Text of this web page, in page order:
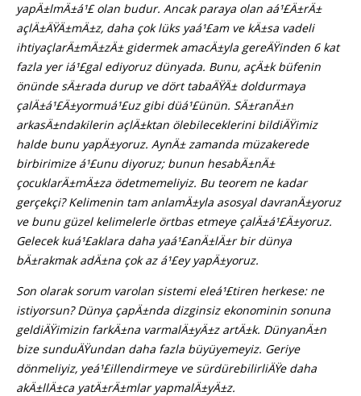
yapÄ±lmÄ±á¹£ olan budur. Ancak paraya olan aá¹£Ä±rÄ±
açlÄ±ÄŸÄ±mÄ±z, daha çok lüks yaá¹£am ve kÄ±sa vadeli
ihtiyaçlarÄ±mÄ±zÄ± gidermek amacÄ±yla gereÄŸinden 6 kat
fazla yer iá¹£gal ediyoruz dünyada. Bunu, açÄ±k büfenin
önünde sÄ±rada durup ve dört tabaÄŸÄ± doldurmaya
çalÄ±á¹£Ä±yormuá¹£uz gibi düá¹£ünün. SÄ±ranÄ±n
arkasÄ±ndakilerin açlÄ±ktan ölebileceklerini bildiÄŸimiz
halde bunu yapÄ±yoruz. AynÄ± zamanda müzakerede
birbirimize á¹£unu diyoruz; bunun hesabÄ±nÄ±
çocuklarÄ±mÄ±za ödetmemeliyiz. Bu teorem ne kadar
gerçekçi? Kelimenin tam anlamÄ±yla asosyal davranÄ±yoruz
ve bunu güzel kelimelerle örtbas etmeye çalÄ±á¹£Ä±yoruz.
Gelecek kuá¹£aklara daha yaá¹£anÄ±lÄ±r bir dünya
bÄ±rakmak adÄ±na çok az á¹£ey yapÄ±yoruz.
Son olarak sorum varolan sistemi eleá¹£tiren herkese: ne
istiyorsun? Dünya çapÄ±nda dizginsiz ekonominin sonuna
geldiÄŸimizin farkÄ±na varmalÄ±yÄ±z artÄ±k. DünyanÄ±n
bize sunduÄŸundan daha fazla büyüyemeyiz. Geriye
dönmeliyiz, yeá¹£illendirmeye ve sürdürebilirliÄŸe daha
akÄ±llÄ±ca yatÄ±rÄ±mlar yapmalÄ±yÄ±z.